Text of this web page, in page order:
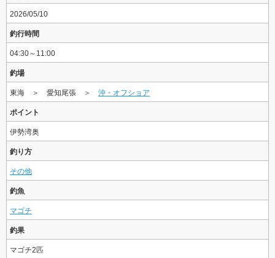
2026/05/10
釣行時間
04:30～11:00
釣場
東海 ＞ 愛知尾張 ＞ 沖・オフショア
ポイント
伊勢湾奥
釣り方
その他
釣魚
マゴチ
釣果
マゴチ2匹